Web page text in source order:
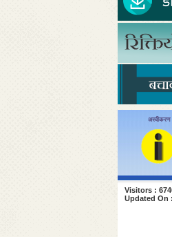
अस्वीकरण
Visitors :
Updated On